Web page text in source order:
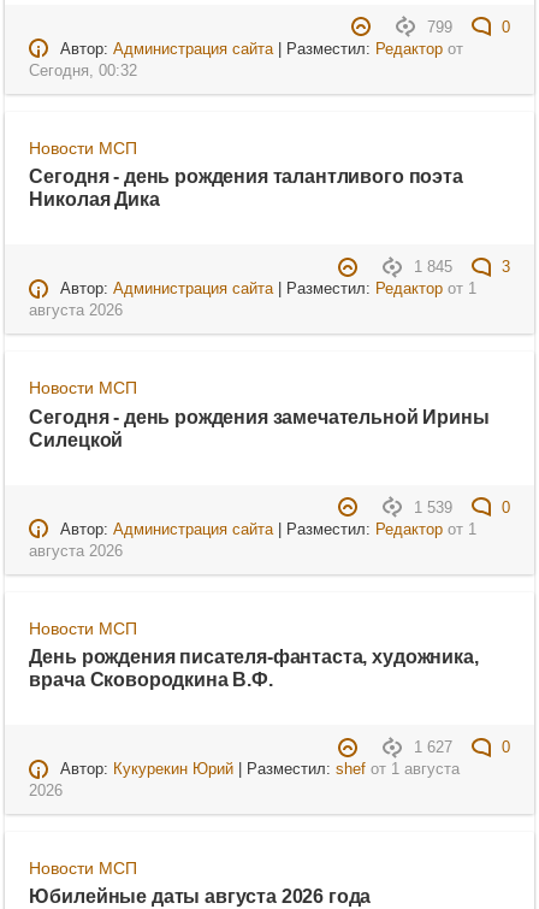
799
0
Автор: Администрация сайта| Разместил: Редакторот
Сегодня, 00:32
Новости МСП
Сегодня - день рождения талантливого поэта
Николая Дика
1 845
3
Автор: Администрация сайта| Разместил: Редакторот 1
августа 2026
Новости МСП
Сегодня - день рождения замечательной Ирины
Силецкой
1 539
0
Автор: Администрация сайта| Разместил: Редакторот 1
августа 2026
Новости МСП
День рождения писателя-фантаста, художника,
врача Сковородкина В.Ф.
1 627
0
Автор: Кукурекин Юрий| Разместил: shefот 1 августа
2026
Новости МСП
Юбилейные даты августа 2026 года